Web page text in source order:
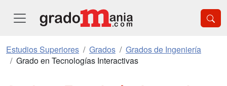
Estudios Superiores Grados
Grados de Ingeniería
Grado en Tecnologías Interactivas